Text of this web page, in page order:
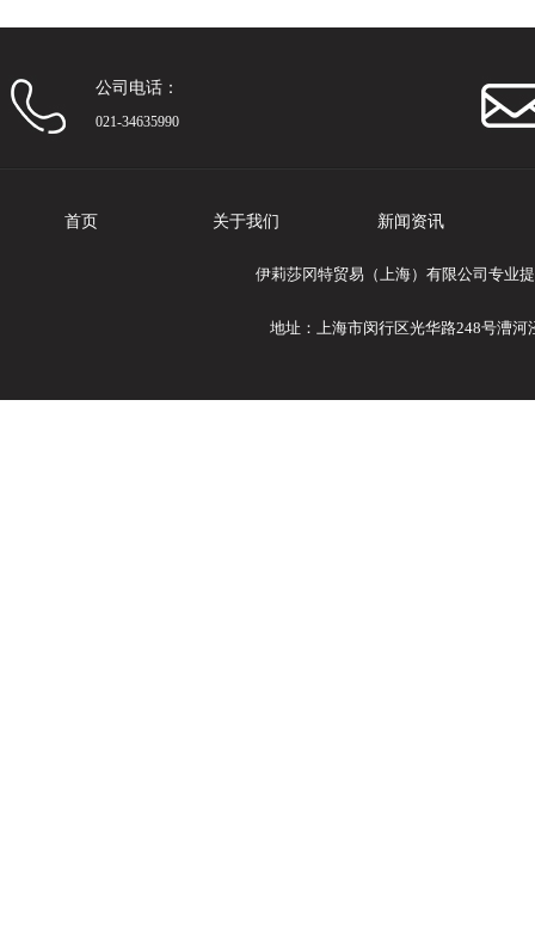
公司电话：
021-34635990
首页 关于我们 新闻资讯
伊莉莎冈特贸易（上海）有限公司专业
地址：上海市闵行区光华路248号漕